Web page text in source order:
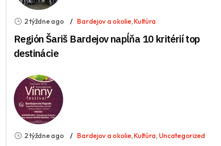
2 týždne ago Bardejov a okolie,Kultúra
Región Šariš Bardejov napĺňa 10 kritérií top
destinácie
2 týždne ago Bardejov a okolie,Kultúra, Uncategorized